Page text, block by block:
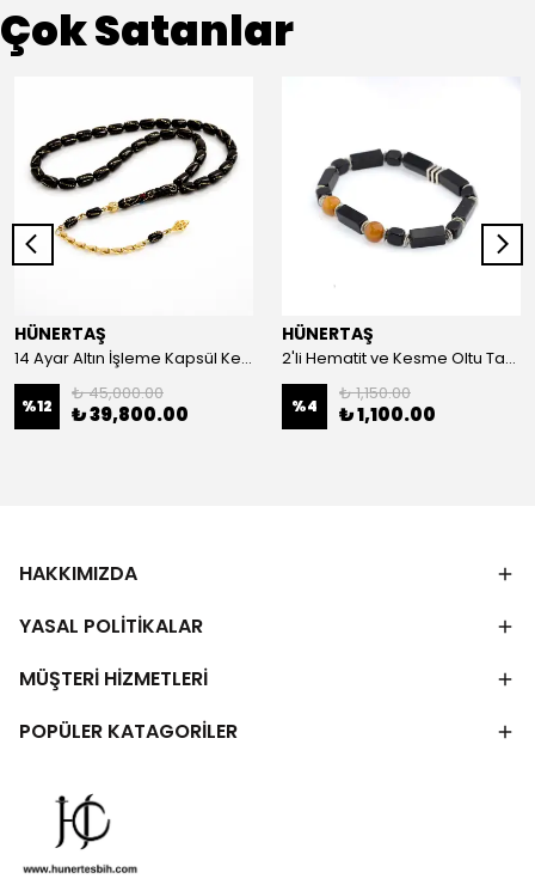
Çok Satanlar
HÜNERTAŞ
14 Ayar Altın İşleme Kapsül Kesim Oltu Taşı Tespih
%12
₺ 45,000.00
₺ 39,800.00
HÜNERTAŞ
2'li Hematit ve Kesme Oltu Taşı Bileklik
%4
₺ 1,150.00
₺ 1,100.00
HAKKIMIZDA
YASAL POLİTİKALAR
MÜŞTERİ HİZMETLERİ
POPÜLER KATAGORİLER